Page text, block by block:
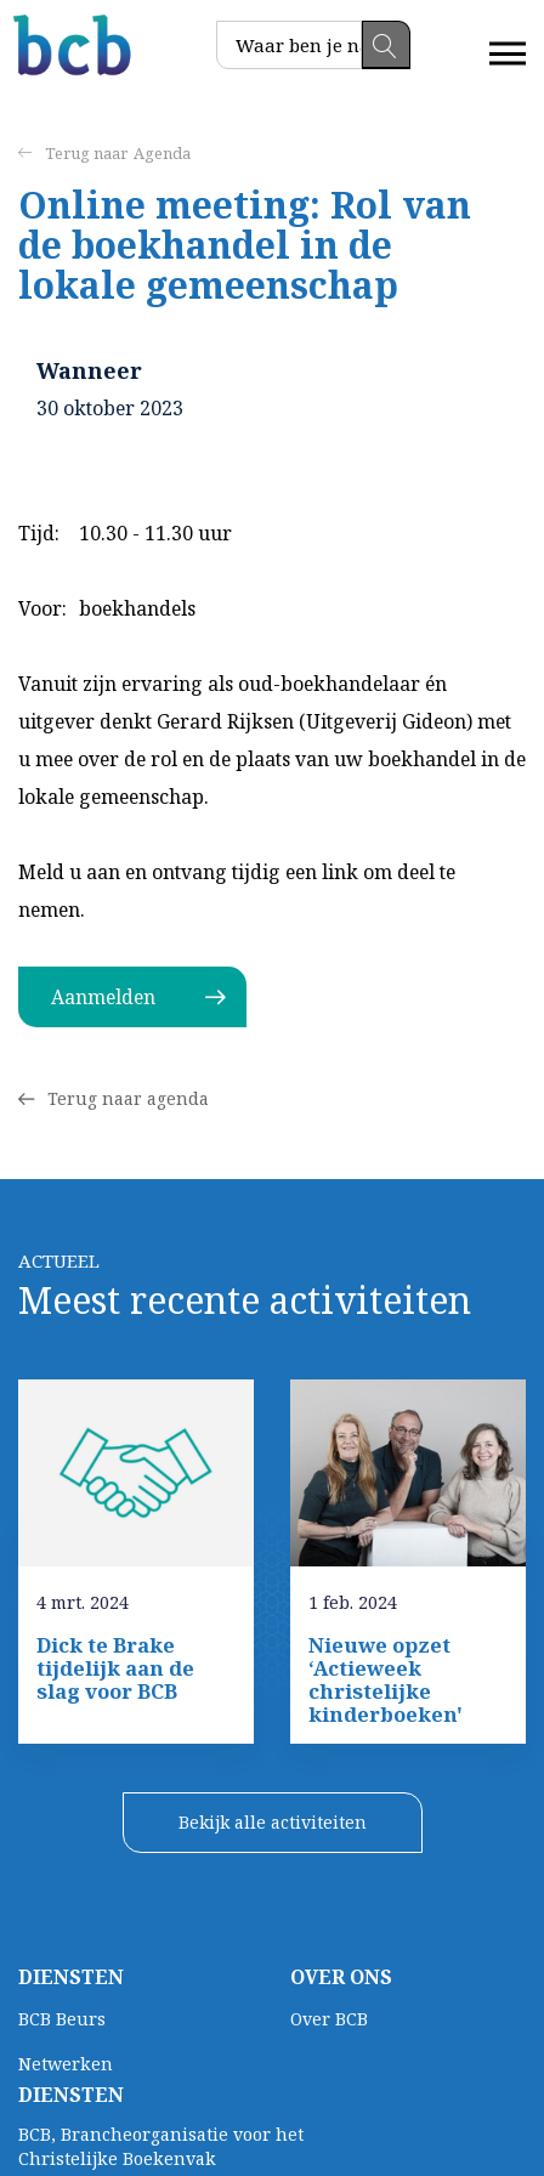
Agenda
Online meeting: Rol van
de boekhandel in de
lokale gemeenschap
Wanneer
30 oktober 2023
Tijd: 10.30 - 11.30 uur
Voor: boekhandels
Vanuit zijn ervaring als oud-boekhandelaar én
uitgever denkt Gerard Rijksen (Uitgeverij Gideon) met
u mee over de rol en de plaats van uw boekhandel in de
lokale gemeenschap.
Meld u aan en ontvang tijdig een link om deel te
nemen.
Aanmelden
Terug naar agenda
ACTUEEL
Meest recente activiteiten
4 mrt. 2024
Dick te Brake
tijdelijk aan de
slag voor BCB
1 feb. 2024
Nieuwe opzet
‘Actieweek
christelijke
kinderboeken'
Bekijk alle activiteiten
DIENSTEN
BCB Beurs
Netwerken
OVER ONS
Over BCB
DIENSTEN
BCB, Brancheorganisatie voor het
Christelijke Boekenvak